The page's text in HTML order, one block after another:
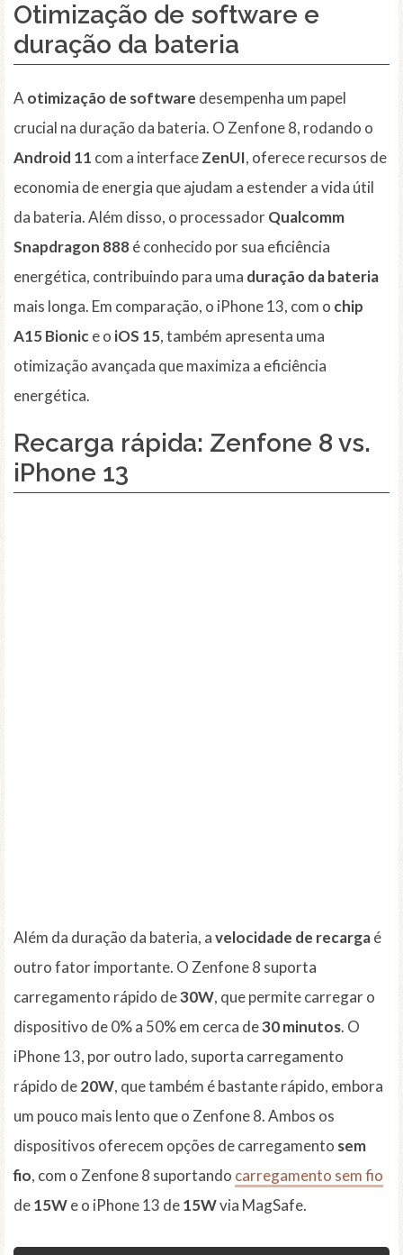
Otimização de software e
duração da bateria
A otimização de software desempenha um papel
crucial na duração da bateria. O Zenfone 8, rodando o
Android 11 com a interfaceZenUI, oferece recursos de
economia de energia que ajudam a estender a vida útil
da bateria. Além disso, o processadorQualcomm
Snapdragon 888é conhecido por sua eficiência
energética, contribuindo para uma duração da bateria
mais longa. Em comparação, o iPhone 13, com o chip
A15 Bionice o iOS 15, também apresenta uma
otimização avançada que maximiza a eficiência
energética.
Recarga rápida: Zenfone 8 vs.
iPhone 13
Além da duração da bateria, avelocidade de recargaé
outro fator importante. O Zenfone 8 suporta
carregamento rápido de30W, que permite carregar o
dispositivo de 0% a 50% em cerca de30 minutos. O
iPhone 13, por outro lado, suporta carregamento
rápido de20W, que também é bastante rápido, embora
um pouco mais lento que o Zenfone 8. Ambos os
dispositivos oferecem opções de carregamento sem
fio, com o Zenfone 8 suportando carregamento sem fio
de15We o iPhone 13 de15Wvia MagSafe.